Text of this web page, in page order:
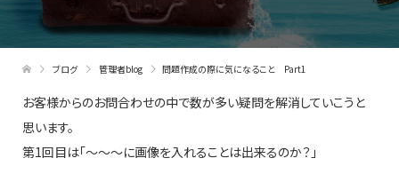
ブログ 管理者blog 問題作成の際に気になること Part1
お客様からのお問合わせの中で数が多い疑問を解消していこうと
思います。
第1回目は「〜〜〜に画像を入れることは出来るのか？」